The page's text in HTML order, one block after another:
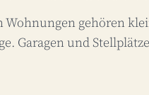
Wohnungen gehören
Garagen und